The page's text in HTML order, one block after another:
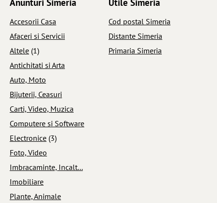
Accesorii Casa
Afaceri si Servicii
Altele (1)
Antichitati si Arta
Auto, Moto
Bijuterii, Ceasuri
Carti, Video, Muzica
Computere si Software
Electronice (3)
Foto, Video
Imbracaminte, Incalt...
Imobiliare
Plante, Animale
Cod postal Simeria
Distante Simeria
Primaria Simeria